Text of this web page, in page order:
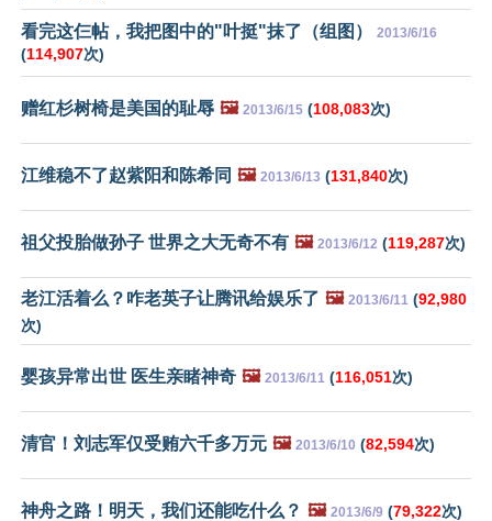
看完这仨帖，我把图中的"叶挺"抹了（组图） 2013/6/16
(114,907次)
赠红杉树椅是美国的耻辱 🖼️ 2013/6/15 (108,083次)
江维稳不了赵紫阳和陈希同 🖼️ 2013/6/13 (131,840次)
祖父投胎做孙子 世界之大无奇不有 🖼️ 2013/6/12 (119,287次)
老江活着么？咋老英子让腾讯给娱乐了 🖼️ 2013/6/11 (92,980
次)
婴孩异常出世 医生亲睹神奇 🖼️ 2013/6/11 (116,051次)
清官！刘志军仅受贿六千多万元 🖼️ 2013/6/10 (82,594次)
神舟之路！明天，我们还能吃什么？ 🖼️ 2013/6/9 (79,322次)